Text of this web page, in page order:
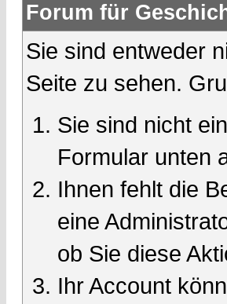
Forum für
Sie sind entweder
Seite zu sehen.
Sie sind nicht
Formular unten
Ihnen fehlt die
eine
ob Sie diese
Ihr Account